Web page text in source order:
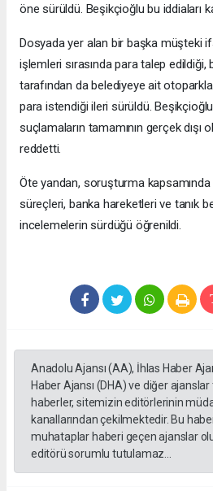
öne sürüldü. Beşikçioğlu bu iddiaları
Dosyada yer alan bir başka müşteki
işlemleri sırasında para talep edildiği,
tarafından da belediyeye ait
para istendiği ileri sürüldü.
suçlamaların tamamının gerçek dışı
reddetti.
Öte yandan, soruşturma kapsamında
süreçleri, banka hareketleri ve tanık
incelemelerin sürdüğü öğrenildi.
Anadolu Ajansı (AA), İhlas Haber
Haber Ajansı (DHA) ve diğer
haberler, sitemizin editörlerinin
kanallarından çekilmektedir. Bu
muhataplar haberi geçen ajanslar
editörü sorumlu tutulamaz...